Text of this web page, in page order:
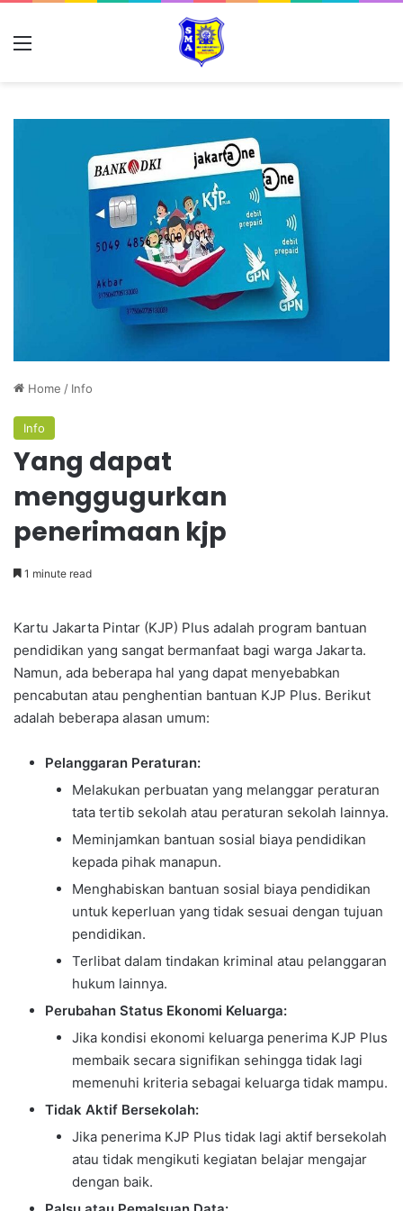
Home / Info
Info
Yang dapat
menggugurkan
penerimaan kjp
1 minute read
Kartu Jakarta Pintar (KJP) Plus adalah program bantuan
pendidikan yang sangat bermanfaat bagi warga Jakarta.
Namun, ada beberapa hal yang dapat menyebabkan
pencabutan atau penghentian bantuan KJP Plus. Berikut
adalah beberapa alasan umum:
Pelanggaran Peraturan:
Melakukan perbuatan yang melanggar peraturan
tata tertib sekolah atau peraturan sekolah lainnya.
Meminjamkan bantuan sosial biaya pendidikan
kepada pihak manapun.
Menghabiskan bantuan sosial biaya pendidikan
untuk keperluan yang tidak sesuai dengan tujuan
pendidikan.
Terlibat dalam tindakan kriminal atau pelanggaran
hukum lainnya.
Perubahan Status Ekonomi Keluarga:
Jika kondisi ekonomi keluarga penerima KJP Plus
membaik secara signifikan sehingga tidak lagi
memenuhi kriteria sebagai keluarga tidak mampu.
Tidak Aktif Bersekolah:
Jika penerima KJP Plus tidak lagi aktif bersekolah
atau tidak mengikuti kegiatan belajar mengajar
dengan baik.